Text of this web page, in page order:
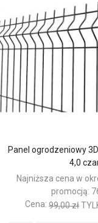
Panel ogrodzeniowy
4,0
Najniższa cena w
promocją:
Cena: 99,00 zł